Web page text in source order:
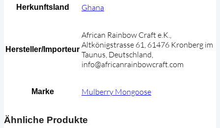
Herkunftsland Ghana
Hersteller/Importeur
African Rainbow Craft e.K.,
Altkönigstrasse 61, 61476 Kronberg im
Taunus, Deutschland,
info@africanrainbowcraft.com
Marke Mulberry Mongoose
Ähnliche Produkte